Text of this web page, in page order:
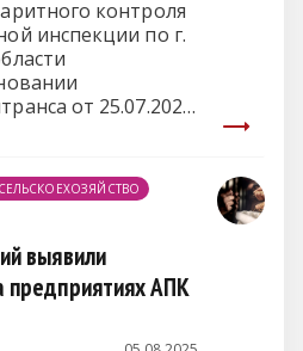
контроля
инспекции по г.
от 25.07.2025
Беларусь от
дополнен
средств, на
временные
при
+25°C и выше по
с
СЕЛЬСКОЕХОЗЯЙСТВО
выявили
предприятиях АПК